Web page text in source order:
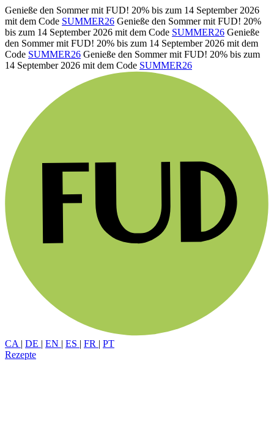
Genieße den Sommer mit FUD! 20% bis zum 14 September 2026
mit dem Code SUMMER26 Genieße den Sommer mit FUD! 20%
bis zum 14 September 2026 mit dem Code SUMMER26 Genieße
den Sommer mit FUD! 20% bis zum 14 September 2026 mit dem
Code SUMMER26 Genieße den Sommer mit FUD! 20% bis zum
14 September 2026 mit dem Code SUMMER26
CA | DE | EN | ES | FR | PT
Rezepte